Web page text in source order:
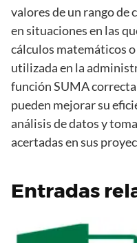
valores de un rango de
en situaciones en las
cálculos matemáticos
utilizada en la
función SUMA
pueden mejorar su
análisis de datos y
acertadas en sus
Entradas